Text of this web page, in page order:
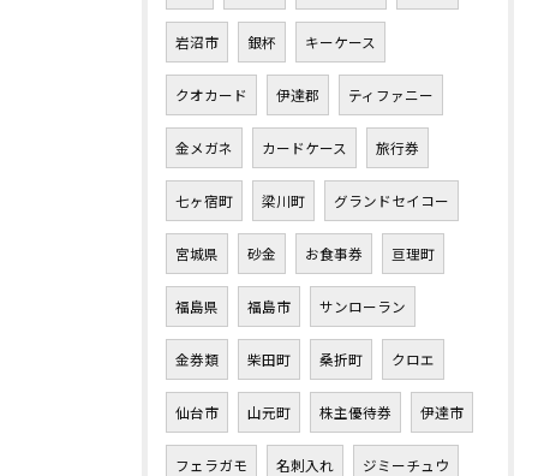
岩沼市 銀杯 キーケース
クオカード 伊達郡 ティファニー
金メガネ カードケース 旅行券
七ヶ宿町 梁川町 グランドセイコー
宮城県 砂金 お食事券 亘理町
福島県 福島市 サンローラン
金券類 柴田町 桑折町 クロエ
仙台市 山元町 株主優待券 伊達市
フェラガモ 名刺入れ ジミーチュウ